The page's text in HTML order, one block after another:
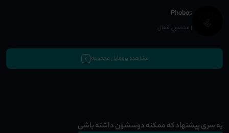
Phobos
1 محصول فعال
مشاهده پروفایل مجموعه
یه سری پیشنهاد که ممکنه دوسشون داشته باشی